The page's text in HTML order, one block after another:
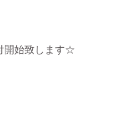
開始致します☆